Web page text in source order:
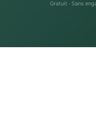
Gratuit · Sans